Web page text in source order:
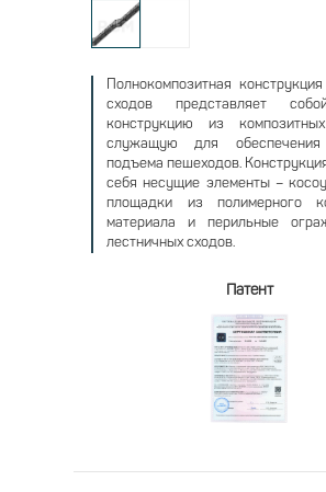
Полнокомпозитная
сходов представляет
конструкцию из
служащую для
подъема пешеходов.
себя несущие элементы –
площадки из полимерного
материала и перильные
лестничных сходов.
Патент